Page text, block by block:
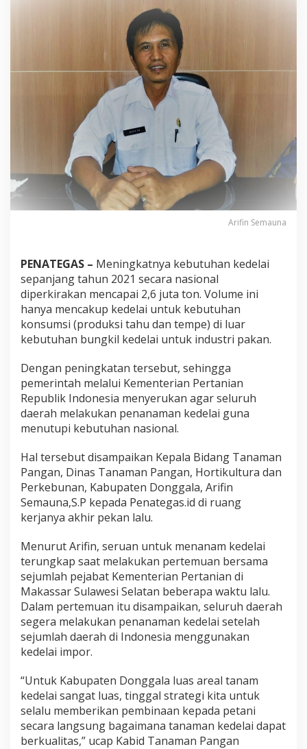
D
i
t
a
T
a
n
m
e
l
a
i
Arifin Semauna
PENATEGAS – Meningkatnya kebutuhan kedelai
sepanjang tahun 2021 secara nasional
diperkirakan mencapai 2,6 juta ton. Volume ini
hanya mencakup kedelai untuk kebutuhan
konsumsi (produksi tahu dan tempe) di luar
kebutuhan bungkil kedelai untuk industri pakan.
Dengan peningkatan tersebut, sehingga
pemerintah melalui Kementerian Pertanian
Republik Indonesia menyerukan agar seluruh
daerah melakukan penanaman kedelai guna
menutupi kebutuhan nasional.
Hal tersebut disampaikan Kepala Bidang Tanaman
Pangan, Dinas Tanaman Pangan, Hortikultura dan
Perkebunan, Kabupaten Donggala, Arifin
Semauna,S.P kepada Penategas.id di ruang
kerjanya akhir pekan lalu.
Menurut Arifin, seruan untuk menanam kedelai
terungkap saat melakukan pertemuan bersama
sejumlah pejabat Kementerian Pertanian di
Makassar Sulawesi Selatan beberapa waktu lalu.
Dalam pertemuan itu disampaikan, seluruh daerah
segera melakukan penanaman kedelai setelah
sejumlah daerah di Indonesia menggunakan
kedelai impor.
“Untuk Kabupaten Donggala luas areal tanam
kedelai sangat luas, tinggal strategi kita untuk
selalu memberikan pembinaan kepada petani
secara langsung bagaimana tanaman kedelai dapat
berkualitas,” ucap Kabid Tanaman Pangan